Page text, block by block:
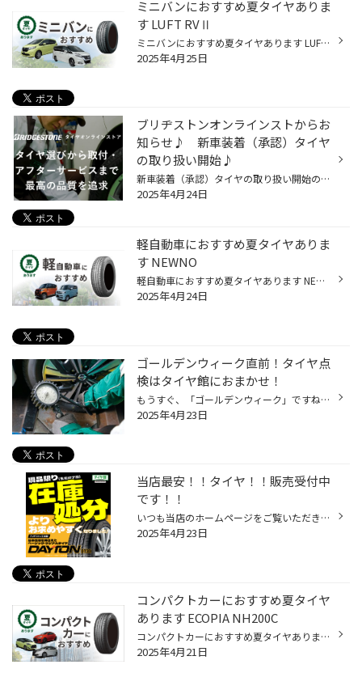
ミニバンにおすすめ夏タイヤありま
す LUFT RVⅡ
ミニバンにおすすめ夏タイヤあります LUFT RVⅡ ミニバンは多人数で乗れて荷物もたくさん積めるだけに、車体が重くなってタイヤへの負担も大きくなります。車高と重心が高いので走行時にふらつきやすく、曲がる際や止まる際には一点に力が掛かりがち。タイヤの摩耗も偏りやすくなるのです。 またファ...
2025年4月25日
ブリヂストンオンラインストからお
知らせ♪ 新車装着（承認）タイヤ
の取り扱い開始♪
新車装着（承認）タイヤの取り扱い開始のお知らせ この度ブリヂストン タイヤオン♪インストアでは、新車装着（承認）タイヤの取り扱いを開始いたします。 掲載商品は順次拡充を予定しております。 新車装着タイヤをお探しの方は、ぜひご確認ください。 詳細は新車装着タイヤ一覧ページをご覧くださ...
2025年4月24日
軽自動車におすすめ夏タイヤありま
す NEWNO
軽自動車におすすめ夏タイヤあります NEWNO 小回りがきいて運転しやすい軽自動車は、他の車種に比べて燃費がよく、維持費も安いことが大きな特徴です。このため、車にかかるコストを抑えたい方に選ばれています。 その半面、普通車に比べてタイヤの径が小さいので同じ距離を走っても回転数が多くな...
2025年4月24日
ゴールデンウィーク直前！タイヤ点
検はタイヤ館におまかせ！
もうすぐ、「ゴールデンウィーク」ですね。 たくさんの方がお出かけになるゴールデンウィークは特に、タイヤやおクルマのトラブルが急増しがちです。 例年、高速道路などでの「タイヤの空気圧不足」によるトラブルが増加する傾向ですので お出かけ前に、しっかり「タイヤ点検」をして備えましょう！...
2025年4月23日
当店最安！！タイヤ！！販売受付中
です！！
いつも当店のホームページをご覧いただきありがとうございます(^^♪ 本日は、「タイヤお買い得情報」を発信します☆彡 ブリヂストン製 『 DAYTON (デイトン) DT３０』 【デイトンタイヤ】生産終了になりましたが、メーカー在庫分が入荷しました♬ 入荷に伴い、タイヤ館最終販売として 当店通常価格から...
2025年4月23日
コンパクトカーにおすすめ夏タイヤ
あります ECOPIA NH200C
コンパクトカーにおすすめ夏タイヤあります ECOPIA NH200C 軽自動車に比べてパワーがあるので走りにも余裕があり、その分運転しやすくなっています。定員も5人となり、軽自動車より多く乗れる点も大きな違いです。運転しやすいサイズ感で、低燃費な車が多い点も特徴。さらに価格がリーズナブルで税...
2025年4月21日